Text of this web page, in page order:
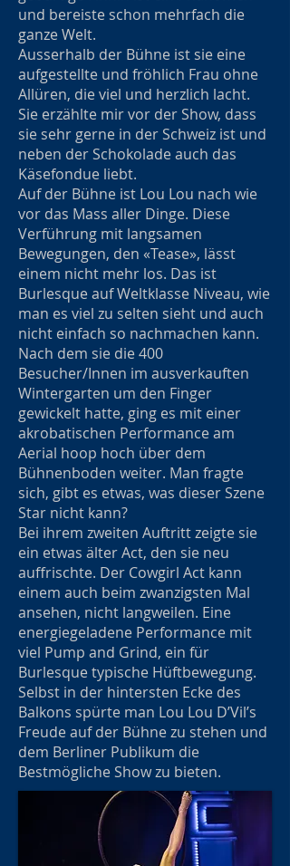
und bereiste schon mehrfach die
ganze Welt.
Ausserhalb der Bühne ist sie eine
aufgestellte und fröhlich Frau ohne
Allüren, die viel und herzlich lacht.
Sie erzählte mir vor der Show, dass
sie sehr gerne in der Schweiz ist und
neben der Schokolade auch das
Käsefondue liebt.
Auf der Bühne ist Lou Lou nach wie
vor das Mass aller Dinge. Diese
Verführung mit langsamen
Bewegungen, den «Tease», lässt
einem nicht mehr los. Das ist
Burlesque auf Weltklasse Niveau, wie
man es viel zu selten sieht und auch
nicht einfach so nachmachen kann.
Nach dem sie die 400
Besucher/Innen im ausverkauften
Wintergarten um den Finger
gewickelt hatte, ging es mit einer
akrobatischen Performance am
Aerial hoop hoch über dem
Bühnenboden weiter. Man fragte
sich, gibt es etwas, was dieser Szene
Star nicht kann?
Bei ihrem zweiten Auftritt zeigte sie
ein etwas älter Act, den sie neu
auffrischte. Der Cowgirl Act kann
einem auch beim zwanzigsten Mal
ansehen, nicht langweilen. Eine
energiegeladene Performance mit
viel Pump and Grind, ein für
Burlesque typische Hüftbewegung.
Selbst in der hintersten Ecke des
Balkons spürte man Lou Lou D’Vil’s
Freude auf der Bühne zu stehen und
dem Berliner Publikum die
Bestmögliche Show zu bieten.